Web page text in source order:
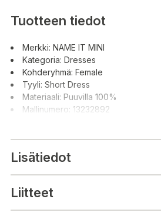
Tuotteen tiedot
Merkki: NAME IT MINI
Kategoria: Dresses
Kohderyhmä: Female
Tyyli: Short Dress
Materiaali: Puuvilla 100%
Mallinumero: 13232892
Lisätiedot
Liitteet